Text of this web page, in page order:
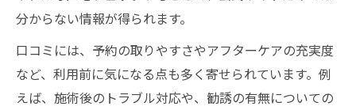
分からない情報が得られます。
口コミには、予約の取りやすさやアフターケアの充実度
など、利用前に気になる点も多く寄せられています。例
えば、施術後のトラブル対応や、勧誘の有無についての